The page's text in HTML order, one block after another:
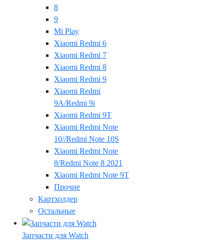
8
9
Mi Play
Xiaomi Redmi 6
Xiaomi Redmi 7
Xiaomi Redmi 8
Xiaomi Redmi 9
Xiaomi Redmi
9A/Redmi 9i
Xiaomi Redmi 9T
Xiaomi Redmi Note
10//Redmi Note 10S
Xiaomi Redmi Note
8/Redmi Note 8 2021
Xiaomi Redmi Note 9T
Прочие
Картхолдер
Остальные
Запчасти для Watch